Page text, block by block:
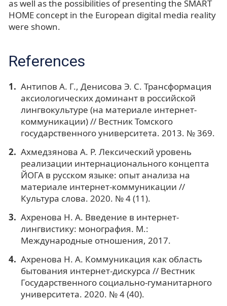
as well as the possibilities of presenting the SMART
HOME concept in the European digital media reality
were shown.
References
Антипов А. Г., Денисова Э. С. Трансформация
аксиологических доминант в российской
лингвокультуре (на материале интернет-
коммуникации) // Вестник Томского
государственного университета. 2013. № 369.
Ахмедзянова А. Р. Лексический уровень
реализации интернационального концепта
ЙОГА в русском языке: опыт анализа на
материале интернет-коммуникации //
Культура слова. 2020. № 4 (11).
Ахренова Н. А. Введение в интернет-
лингвистику: монография. М.:
Международные отношения, 2017.
Ахренова Н. А. Коммуникация как область
бытования интернет-дискурса // Вестник
Государственного социально-гуманитарного
университета. 2020. № 4 (40).